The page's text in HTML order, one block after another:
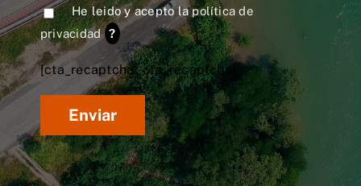
He leido y acepto lapolítica de
privacidad ?
[cta_recaptcha* cta_recaptcha]